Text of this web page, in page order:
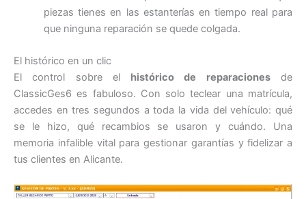
piezas tienes en las estanterías en tiempo real para
que ninguna reparación se quede colgada.
El histórico en un clic
El control sobre el histórico de reparacionesde
ClassicGes6 es fabuloso. Con solo teclear una matrícula,
accedes en tres segundos a toda la vida del vehículo: qué
se le hizo, qué recambios se usaron y cuándo. Una
memoria infalible vital para gestionar garantías y fidelizar a
tus clientes en Alicante.